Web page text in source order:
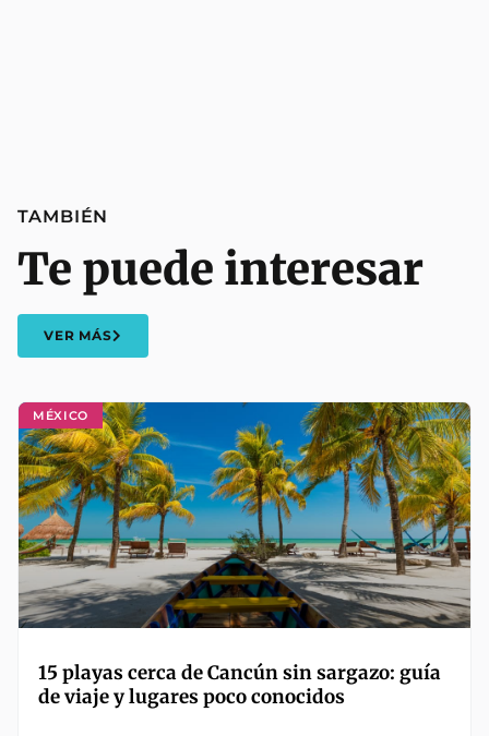
MÉXICO
15 playas cerca de Cancún sin sargazo: guía
de viaje y lugares poco conocidos
TAMBIÉN
Te puede interesar
VER MÁS